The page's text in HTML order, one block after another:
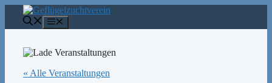
Inhalt
springen
« Alle Veranstaltungen